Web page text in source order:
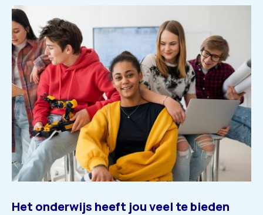
Het onderwijs heeft jou veel te bieden